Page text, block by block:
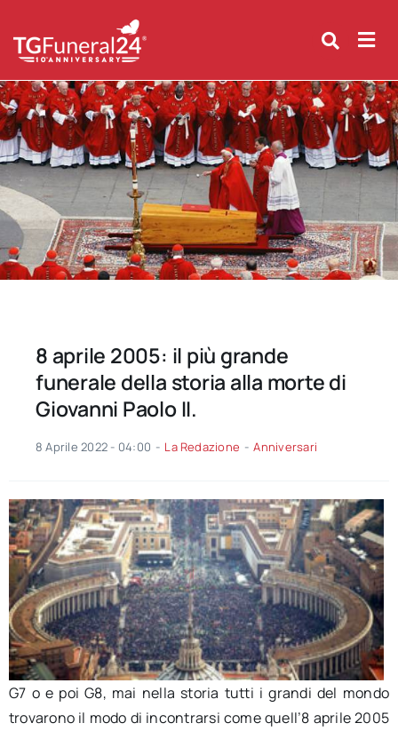
content
8 aprile 2005: il più grande
funerale della storia alla morte di
Giovanni Paolo II.
8 Aprile 2022 - 04:00 - La Redazione - Anniversari
G7 o e poi G8, mai nella storia tutti i grandi del mondo
trovarono il modo di incontrarsi come quell’8 aprile 2005